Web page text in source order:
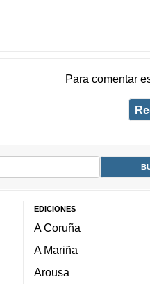
Para comentar
EDICIONES
A Coruña
A Mariña
Arousa